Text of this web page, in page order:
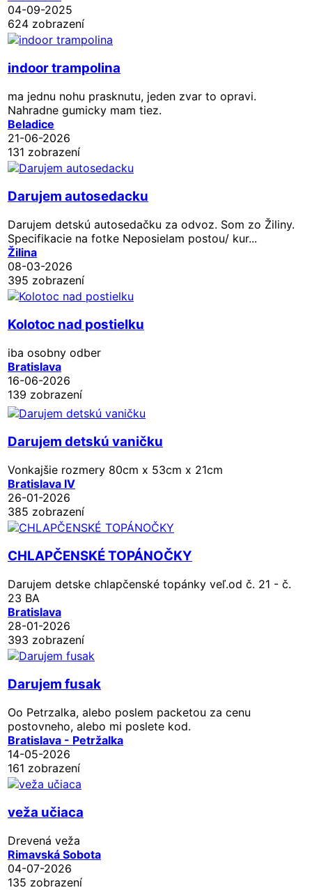
04-09-2025
624 zobrazení
indoor trampolina
ma jednu nohu prasknutu, jeden zvar to opravi.
Nahradne gumicky mam tiez.
Beladice
21-06-2026
131 zobrazení
Darujem autosedacku
Darujem detskú autosedačku za odvoz. Som zo Žiliny.
Specifikacie na fotke Neposielam postou/ kur...
Žilina
08-03-2026
395 zobrazení
Kolotoc nad postielku
iba osobny odber
Bratislava
16-06-2026
139 zobrazení
Darujem detskú vaničku
Vonkajšie rozmery 80cm x 53cm x 21cm
Bratislava IV
26-01-2026
385 zobrazení
CHLAPČENSKÉ TOPÁNOČKY
Darujem detske chlapčenské topánky veľ.od č. 21 - č.
23 BA
Bratislava
28-01-2026
393 zobrazení
Darujem fusak
Oo Petrzalka, alebo poslem packetou za cenu
postovneho, alebo mi poslete kod.
Bratislava - Petržalka
14-05-2026
161 zobrazení
veža učiaca
Drevená veža
Rimavská Sobota
04-07-2026
135 zobrazení